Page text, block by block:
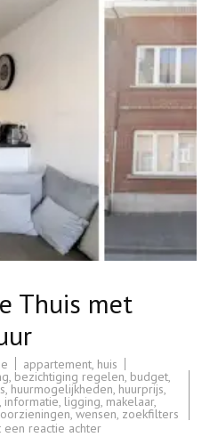
Thuis met
appartement, huis
, bezichtiging regelen, budget,
, huurmogelijkheden, huurprijs,
, informatie, ligging, makelaar,
, wensen, zoekfilters
een reactie achterop